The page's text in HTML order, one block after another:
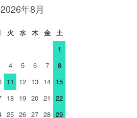
2026年8月
火 水 木 金
土
1
4 5 6 7
8
11 12 13 14 15
18 19 20 21
22
25 26 27 28 29